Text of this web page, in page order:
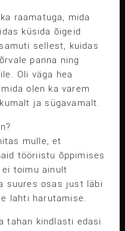
raamatuga, mida
küsida õigeid
sellest, kuidas
panna ning
Oli väga hea
olen ka varem
ja sügavamalt.
mulle, et
tööriistu õppimises
ei toimu ainult
suures osas just läbi
lahti harutamise.
tahan kindlasti edasi